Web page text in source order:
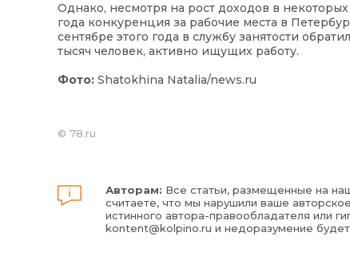
Однако, несмотря на рост доходов в
года конкуренция за рабочие места в
сентябре этого года в службу занятости
тысяч человек, активно ищущих работу.
Фото: Shatokhina Natalia/news.ru
© 78.ru
Авторам: Все статьи, размещенные на
считаете, что мы нарушили ваше
истинного автора-правообладателя или
kontent@kolpino.ru и недоразумение